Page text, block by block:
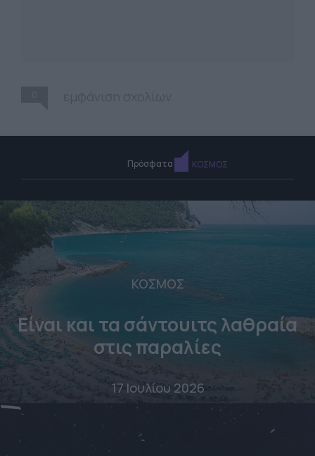
Πρόσφατα ΚΟΣΜΟΣ
ΚΟΣΜΟΣ
Είναι και τα σάντουιτς λαθραία
στις παραλίες
17 Ιουλίου 2026